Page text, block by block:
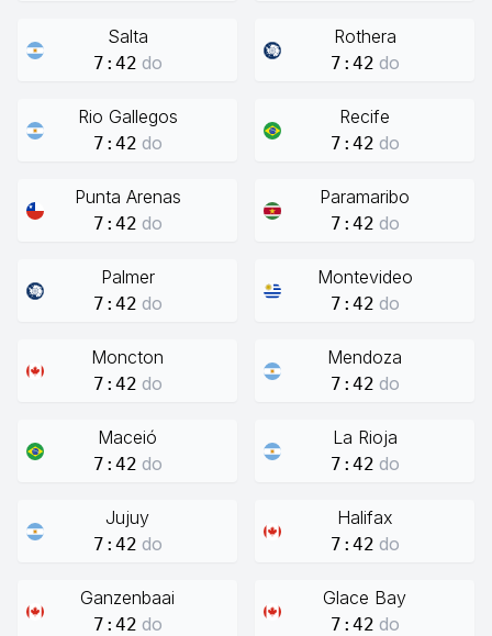
Salta
7:42 do
Rothera
7:42 do
Rio Gallegos
7:42 do
Recife
7:42 do
Punta Arenas
7:42 do
Paramaribo
7:42 do
Palmer
7:42 do
Montevideo
7:42 do
Moncton
7:42 do
Mendoza
7:42 do
Maceió
7:42 do
La Rioja
7:42 do
Jujuy
7:42 do
Halifax
7:42 do
Ganzenbaai
7:42 do
Glace Bay
7:42 do